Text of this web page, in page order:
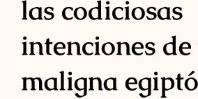
las codiciosas
intenciones
maligna